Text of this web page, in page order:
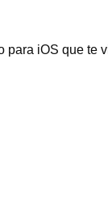
iOS que